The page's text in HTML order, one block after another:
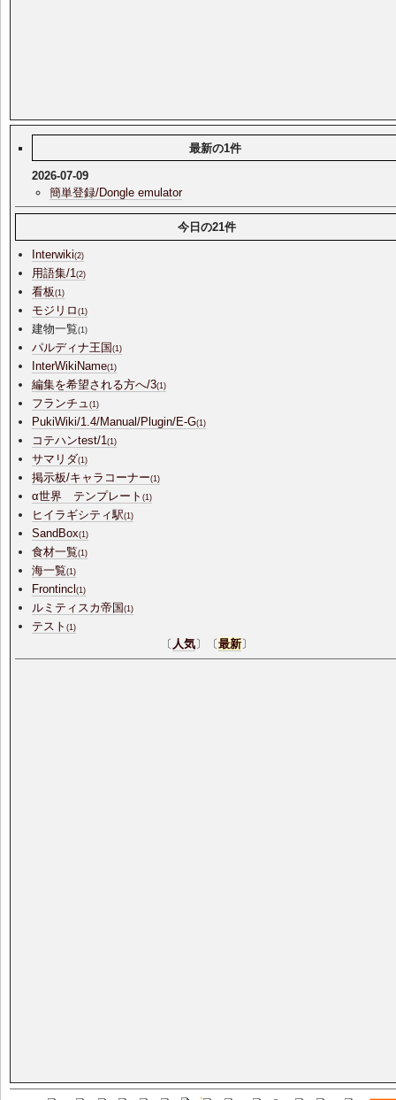
最新の1件
2026-07-09
簡単登録/Dongle emulator
今日の21件
Interwiki(2)
用語集/1(2)
看板(1)
モジリロ(1)
建物一覧(1)
パルディナ王国(1)
InterWikiName(1)
編集を希望される方へ/3(1)
フランチュ(1)
PukiWiki/1.4/Manual/Plugin/E-G(1)
コテハンtest/1(1)
サマリダ(1)
掲示板/キャラコーナー(1)
α世界 テンプレート(1)
ヒイラギシティ駅(1)
SandBox(1)
食材一覧(1)
海一覧(1)
Frontincl(1)
ルミティスカ帝国(1)
テスト(1)
〔 人気〕〔最新〕